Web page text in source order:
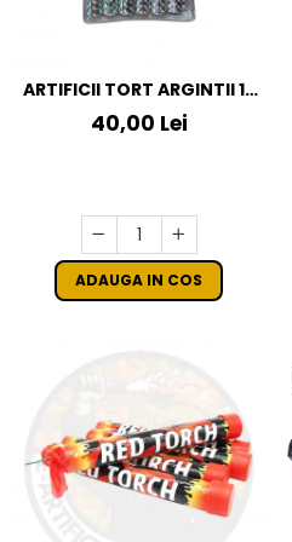
ARTIFICII TORT ARGINTII 12
CM / 12 BUC
40,00 Lei
ADAUGA IN COS